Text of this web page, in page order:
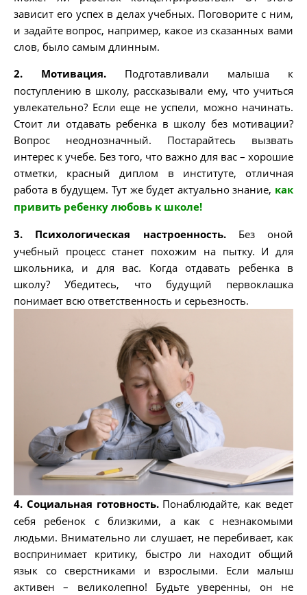
зависит его успех в делах учебных. Поговорите с ним,
и задайте вопрос, например, какое из сказанных вами
слов, было самым длинным.
2. Мотивация. Подготавливали малыша к
поступлению в школу, рассказывали ему, что учиться
увлекательно? Если еще не успели, можно начинать.
Стоит ли отдавать ребенка в школу без мотивации?
Вопрос неоднозначный. Постарайтесь вызвать
интерес к учебе. Без того, что важно для вас – хорошие
отметки, красный диплом в институте, отличная
работа в будущем. Тут же будет актуально знание, как
привить ребенку любовь к школе!
3. Психологическая настроенность.Без оной
учебный процесс станет похожим на пытку. И для
школьника, и для вас. Когда отдавать ребенка в
школу? Убедитесь, что будущий первоклашка
понимает всю ответственность и серьезность.
4. Социальная готовность.Понаблюдайте, как ведет
себя ребенок с близкими, а как с незнакомыми
людьми. Внимательно ли слушает, не перебивает, как
воспринимает критику, быстро ли находит общий
язык со сверстниками и взрослыми. Если малыш
активен – великолепно! Будьте уверенны, он не